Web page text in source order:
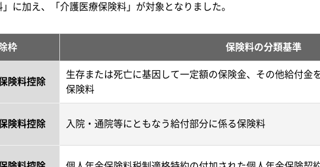
に加え、「介護医療保険料」が対象となりました。
枠 保険料の分類基準
険料控除
生存または死亡に基因して一定額の保険金、その他給付金
保険料
険料控除 入院・通院等にともなう給付部分に係る保険料